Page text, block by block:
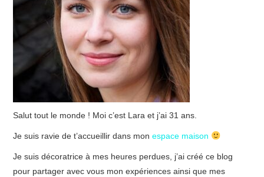
Salut tout le monde ! Moi c’est Lara et j’ai 31 ans.
Je suis ravie de t’accueillir dans monespace maison
Je suis décoratrice à mes heures perdues, j’ai créé ce blog
pour partager avec vous mon expériences ainsi que mes